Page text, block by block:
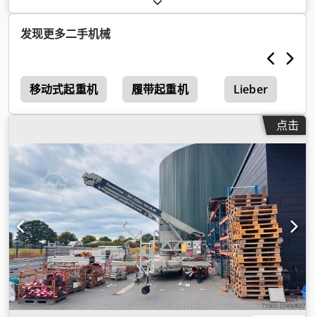
发现更多二手机械
移动式起重机 履带起重机 Lieber
点击